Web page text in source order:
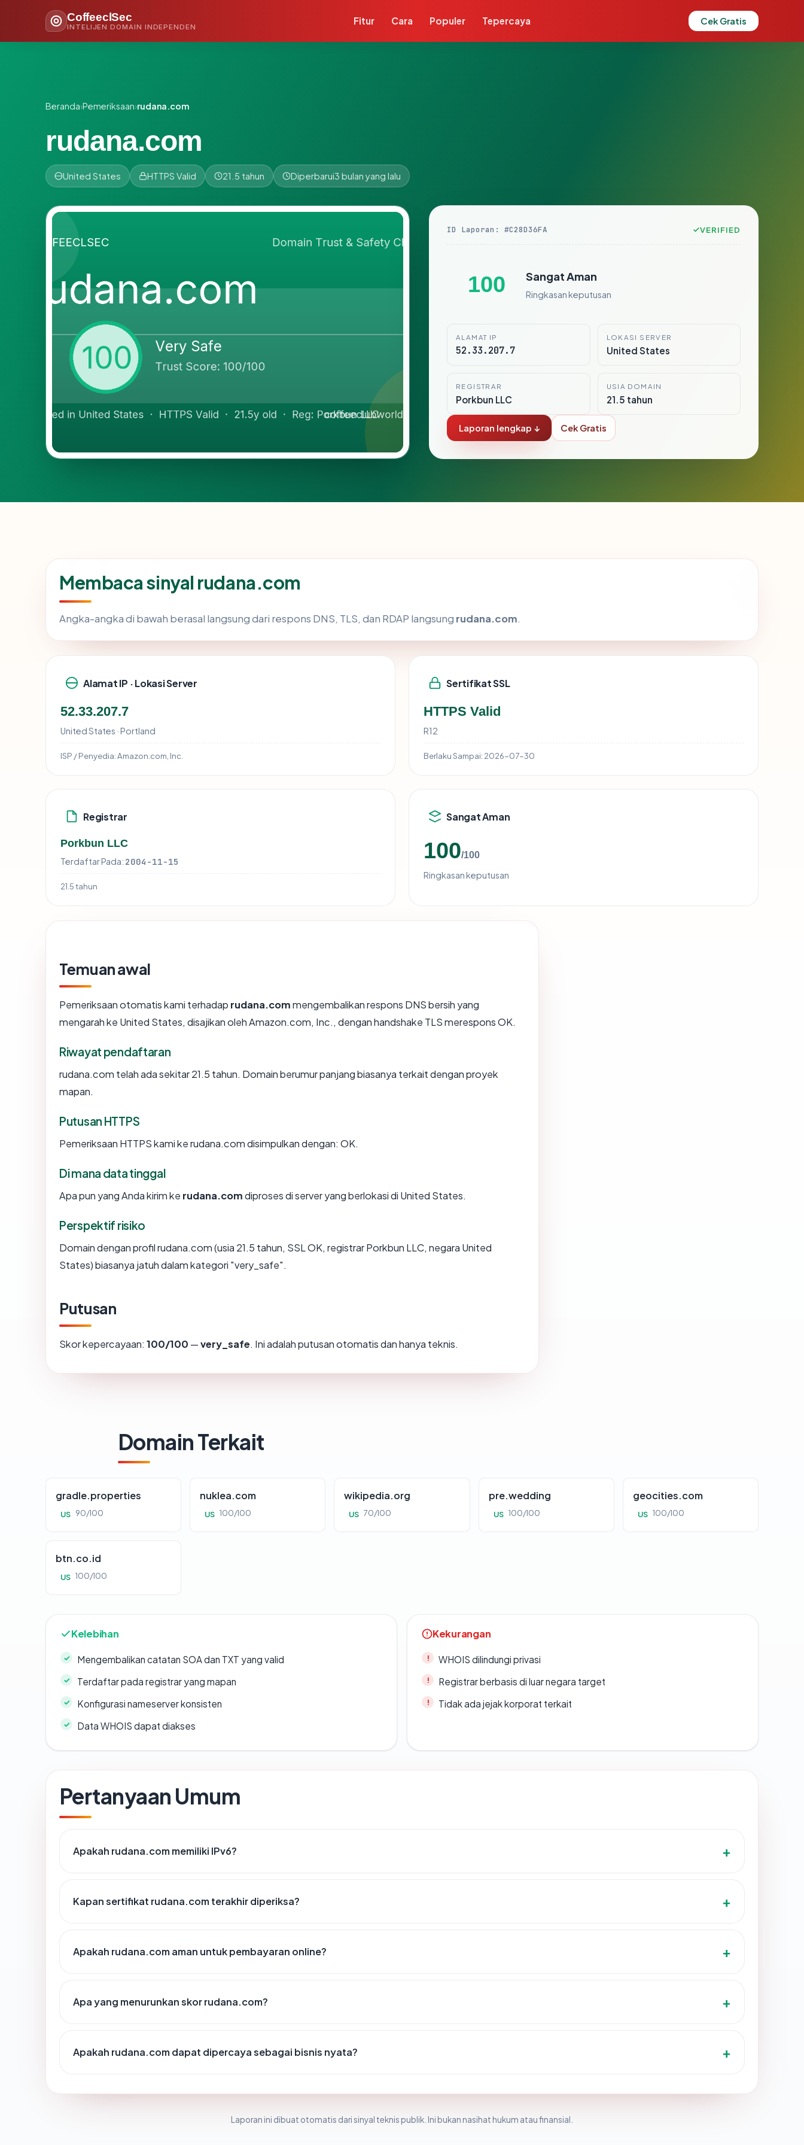
CoffeeclSec
INTELIJEN DOMAIN INDEPENDEN
Fitur Cara Populer Tepercaya Cek Gratis
Beranda›Pemeriksaan›rudana.com
rudana.com
United States HTTPS Valid 21.5 tahun Diperbarui3 bulan yang lalu
ID Laporan: #C28D36FA VERIFIED
100 Sangat Aman
Ringkasan keputusan
ALAMAT IP
52.33.207.7
LOKASI SERVER
United States
REGISTRAR
Porkbun LLC
USIA DOMAIN
21.5 tahun
Laporan lengkap ↓ Cek Gratis
Membaca sinyal rudana.com
Angka-angka di bawah berasal langsung dari respons DNS, TLS, dan RDAP langsung rudana.com.
Alamat IP · Lokasi Server
52.33.207.7
United States · Portland
ISP / Penyedia:Amazon.com, Inc.
Sertifikat SSL
HTTPS Valid
R12
Berlaku Sampai: 2026-07-30
Registrar
Porkbun LLC
Terdaftar Pada: 2004-11-15
21.5 tahun
Sangat Aman
100/100
Ringkasan keputusan
Temuan awal
Pemeriksaan otomatis kami terhadap rudana.commengembalikan respons DNS bersih yang
mengarah ke United States, disajikan oleh Amazon.com, Inc., dengan handshake TLS merespons OK.
Riwayat pendaftaran
rudana.com telah ada sekitar 21.5 tahun. Domain berumur panjang biasanya terkait dengan proyek
mapan.
Putusan HTTPS
Pemeriksaan HTTPS kami ke rudana.com disimpulkan dengan: OK.
Di mana data tinggal
Apa pun yang Anda kirim ke rudana.comdiproses di server yang berlokasi di United States.
Perspektif risiko
Domain dengan profil rudana.com (usia 21.5 tahun, SSL OK, registrar Porkbun LLC, negara United
States) biasanya jatuh dalam kategori "very_safe".
Putusan
Skor kepercayaan: 100/100 —very_safe. Ini adalah putusan otomatis dan hanya teknis.
Domain Terkait
gradle.properties
US 90/100
nuklea.com
US 100/100
wikipedia.org
US 70/100
pre.wedding
US 100/100
geocities.com
US 100/100
btn.co.id
US 100/100
Kelebihan
Mengembalikan catatan SOA dan TXT yang valid
Terdaftar pada registrar yang mapan
Konfigurasi nameserver konsisten
Data WHOIS dapat diakses
Kekurangan
WHOIS dilindungi privasi
Registrar berbasis di luar negara target
Tidak ada jejak korporat terkait
Pertanyaan Umum
Apakah rudana.com memiliki IPv6?
Kapan sertifikat rudana.com terakhir diperiksa?
Apakah rudana.com aman untuk pembayaran online?
Apa yang menurunkan skor rudana.com?
Apakah rudana.com dapat dipercaya sebagai bisnis nyata?
Laporan ini dibuat otomatis dari sinyal teknis publik. Ini bukan nasihat hukum atau finansial.